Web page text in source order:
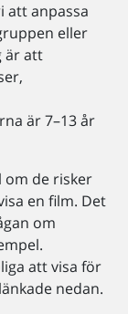
att anpassa
eller
är att
är 7–13 år
de risker
en film. Det
om
att visa för
nedan.